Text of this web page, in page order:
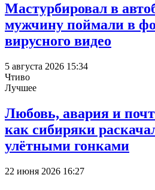
Мастурбировал в
мужчину поймали в
вирусного видео
5 августа 2026 15:34
Чтиво
Лучшее
Любовь, авария и
как сибиряки
улётными гонками
22 июня 2026 16:27